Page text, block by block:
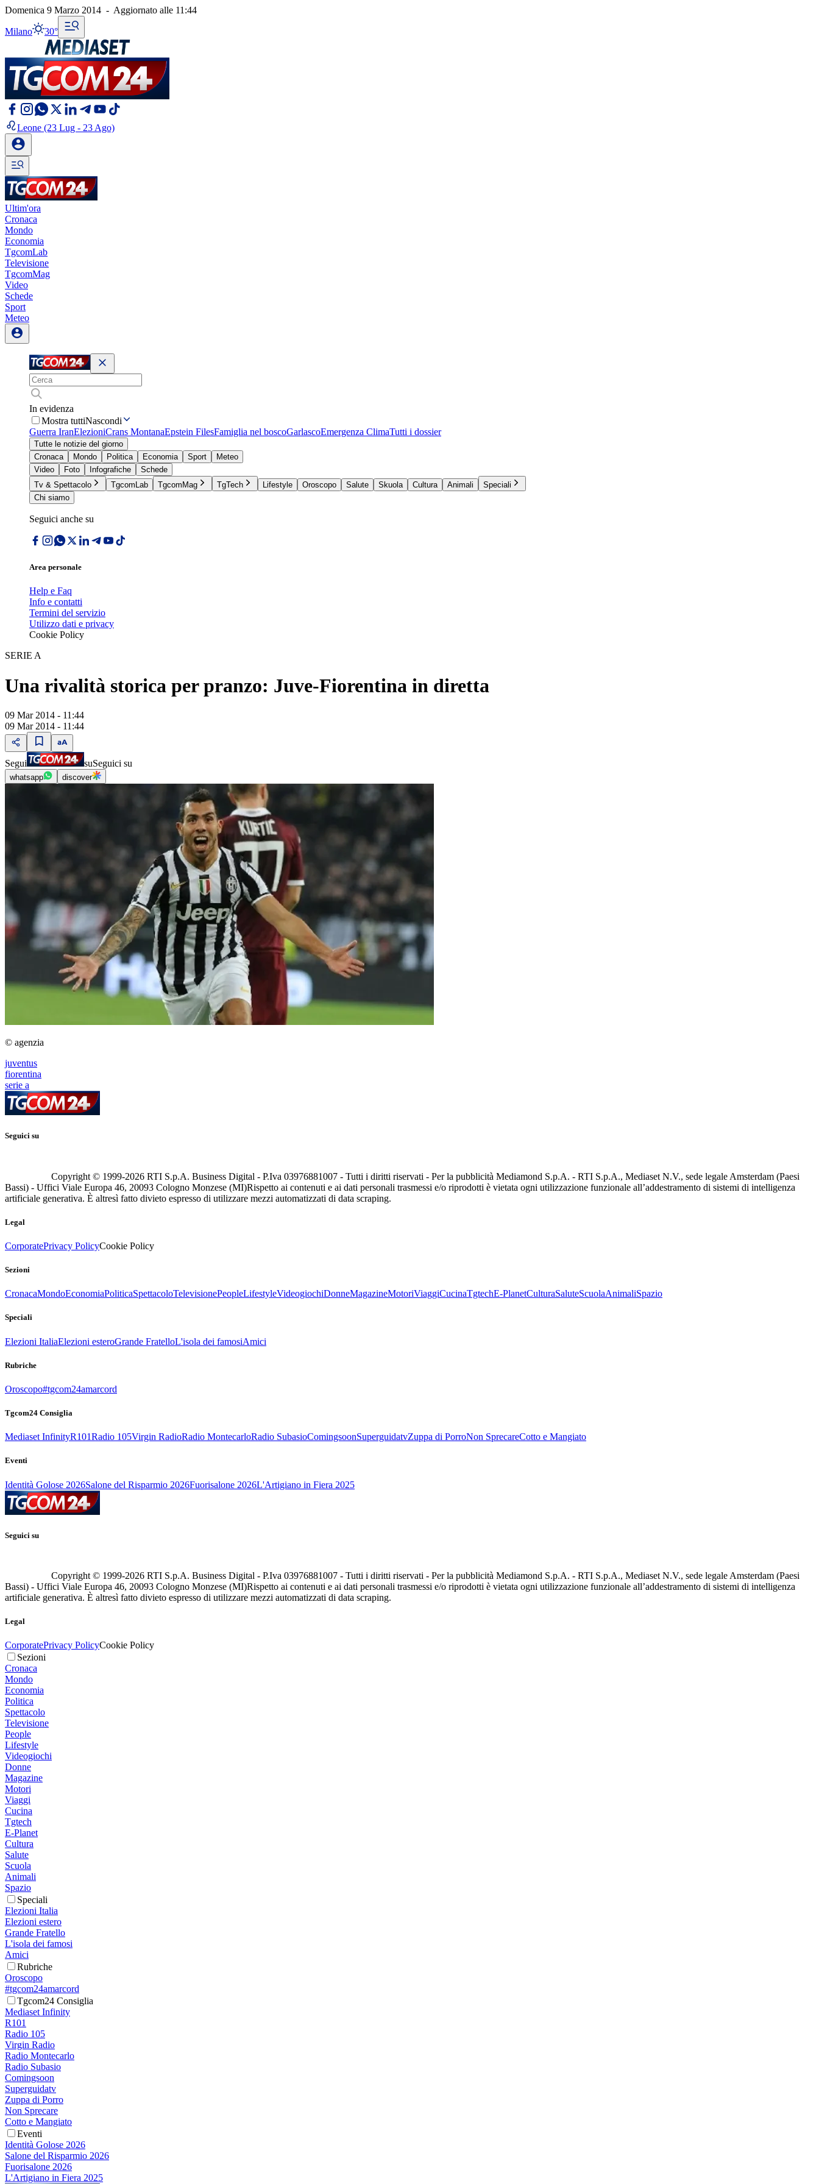
Domenica 9 Marzo 2014 - Aggiornato alle 11:44
Milano 30°
Leone (23 Lug - 23 Ago)
Ultim'ora
Cronaca
Mondo
Economia
TgcomLab
Televisione
TgcomMag
Video
Schede
Sport
Meteo
In evidenza
Mostra tuttiNascondi
Guerra IranElezioniCrans MontanaEpstein FilesFamiglia nel boscoGarlascoEmergenza ClimaTutti i dossier
Tutte le notizie del giorno
Cronaca
Mondo Politica Economia Sport
Meteo
Video
Foto Infografiche
Schede
Tv & Spettacolo
TgcomLab TgcomMag TgTech Lifestyle Oroscopo Salute Skuola Cultura Animali
Speciali
Chi siamo
Seguici anche su
Area personale
Help e Faq
Info e contatti
Termini del servizio
Utilizzo dati e privacy
Cookie Policy
SERIE A
Una rivalità storica per pranzo: Juve-Fiorentina in diretta
09 Mar 2014 - 11:44
09 Mar 2014 - 11:44
Segui suSeguici su
whatsapp discover
© agenzia
juventus
fiorentina
serie a
Seguici su
Copyright © 1999-2026 RTI S.p.A. Business Digital - P.Iva 03976881007 - Tutti i diritti riservati - Per la pubblicità Mediamond S.p.A. - RTI S.p.A., Mediaset N.V., sede legale Amsterdam (Paesi
Bassi) - Uffici Viale Europa 46, 20093 Cologno Monzese (MI)Rispetto ai contenuti e ai dati personali trasmessi e/o riprodotti è vietata ogni utilizzazione funzionale all’addestramento di sistemi di intelligenza
artificiale generativa. È altresì fatto divieto espresso di utilizzare mezzi automatizzati di data scraping.
Legal
CorporatePrivacy PolicyCookie Policy
Sezioni
CronacaMondoEconomiaPoliticaSpettacoloTelevisionePeopleLifestyleVideogiochiDonneMagazineMotoriViaggiCucinaTgtechE-PlanetCulturaSaluteScuolaAnimaliSpazio
Speciali
Elezioni ItaliaElezioni esteroGrande FratelloL'isola dei famosiAmici
Rubriche
Oroscopo#tgcom24amarcord
Tgcom24 Consiglia
Mediaset InfinityR101Radio 105Virgin RadioRadio MontecarloRadio SubasioComingsoonSuperguidatvZuppa di PorroNon SprecareCotto e Mangiato
Eventi
Identità Golose 2026Salone del Risparmio 2026Fuorisalone 2026L'Artigiano in Fiera 2025
Seguici su
Copyright © 1999-2026 RTI S.p.A. Business Digital - P.Iva 03976881007 - Tutti i diritti riservati - Per la pubblicità Mediamond S.p.A. - RTI S.p.A., Mediaset N.V., sede legale Amsterdam (Paesi
Bassi) - Uffici Viale Europa 46, 20093 Cologno Monzese (MI)Rispetto ai contenuti e ai dati personali trasmessi e/o riprodotti è vietata ogni utilizzazione funzionale all’addestramento di sistemi di intelligenza
artificiale generativa. È altresì fatto divieto espresso di utilizzare mezzi automatizzati di data scraping.
Legal
CorporatePrivacy PolicyCookie Policy
Sezioni
Cronaca
Mondo
Economia
Politica
Spettacolo
Televisione
People
Lifestyle
Videogiochi
Donne
Magazine
Motori
Viaggi
Cucina
Tgtech
E-Planet
Cultura
Salute
Scuola
Animali
Spazio
Speciali
Elezioni Italia
Elezioni estero
Grande Fratello
L'isola dei famosi
Amici
Rubriche
Oroscopo
#tgcom24amarcord
Tgcom24 Consiglia
Mediaset Infinity
R101
Radio 105
Virgin Radio
Radio Montecarlo
Radio Subasio
Comingsoon
Superguidatv
Zuppa di Porro
Non Sprecare
Cotto e Mangiato
Eventi
Identità Golose 2026
Salone del Risparmio 2026
Fuorisalone 2026
L'Artigiano in Fiera 2025